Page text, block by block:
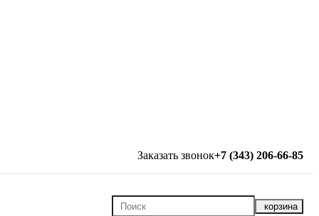
Заказать звонок+7 (343) 206-66-85
корзина